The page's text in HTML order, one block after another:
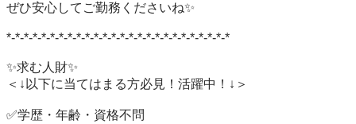
ぜひ安心してご勤務くださいね✨
*-*-*-*-*-*-*-*-*-*-*-*-*-*-*-*-*-*-*-*-*-*-*-*-*-*
✨求む人財✨
＜↓以下に当てはまる方必見！活躍中！↓＞
✅学歴・年齢・資格不問